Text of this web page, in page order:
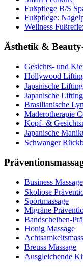
Fußpflege B/S
Fußpflege:
Wellness
Ästhetik &
Gesichts- und
Hollywood
Japanische
Japanische
Brasilianische
Maderotherapie
Kopf- &
Japanische
Schwanger
Business Massage
Skoliose
Sportmassage
Migräne
Bandscheiben-
Honig Massage
Breuss Massage
Ausgleichende